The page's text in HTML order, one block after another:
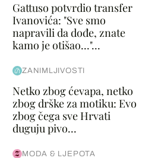
Gattuso potvrdio transfer
Ivanovića: "Sve smo
napravili da dođe, znate
kamo je otišao..."...
ZANIMLJIVOSTI
Netko zbog ćevapa, netko
zbog drške za motiku: Evo
zbog čega sve Hrvati
duguju pivo...
MODA & LJEPOTA